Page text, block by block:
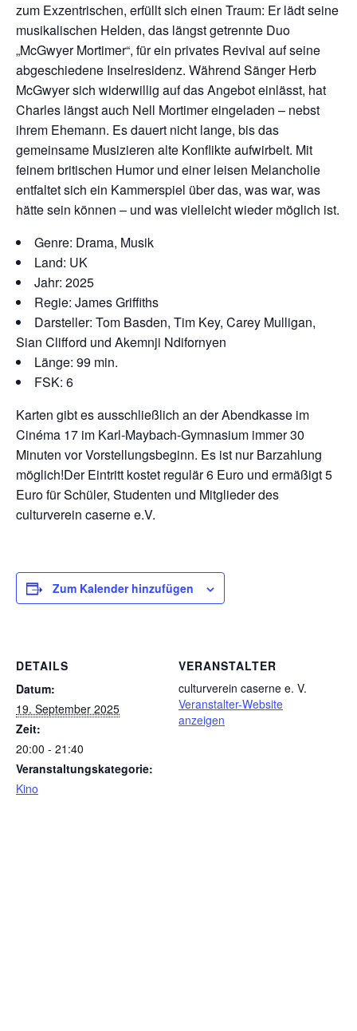
zum Exzentrischen, erfüllt sich einen Traum: Er lädt seine
musikalischen Helden, das längst getrennte Duo
„McGwyer Mortimer“, für ein privates Revival auf seine
abgeschiedene Inselresidenz. Während Sänger Herb
McGwyer sich widerwillig auf das Angebot einlässt, hat
Charles längst auch Nell Mortimer eingeladen – nebst
ihrem Ehemann. Es dauert nicht lange, bis das
gemeinsame Musizieren alte Konflikte aufwirbelt. Mit
feinem britischen Humor und einer leisen Melancholie
entfaltet sich ein Kammerspiel über das, was war, was
hätte sein können – und was vielleicht wieder möglich ist.
Genre: Drama, Musik
Land: UK
Jahr: 2025
Regie: James Griffiths
Darsteller: Tom Basden, Tim Key, Carey Mulligan,
Sian Clifford und Akemnji Ndifornyen
Länge: 99 min.
FSK: 6
Karten gibt es ausschließlich an der Abendkasse im
Cinéma 17 im Karl-Maybach-Gymnasium immer 30
Minuten vor Vorstellungsbeginn. Es ist nur Barzahlung
möglich!Der Eintritt kostet regulär 6 Euro und ermäßigt 5
Euro für Schüler, Studenten und Mitglieder des
culturverein caserne e.V.
Zum Kalender hinzufügen
DETAILS
Datum:
19. September 2025
Zeit:
20:00 - 21:40
Veranstaltungskategorie:
Kino
VERANSTALTER
culturverein caserne e. V.
Veranstalter-Website
anzeigen